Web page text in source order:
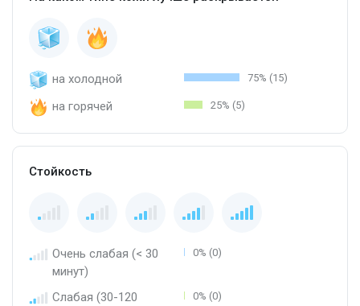
на холодной 75% (15)
на горячей 25% (5)
Стойкость
Очень слабая (< 30
минут)
0% (0)
Слабая (30-120
0% (0)